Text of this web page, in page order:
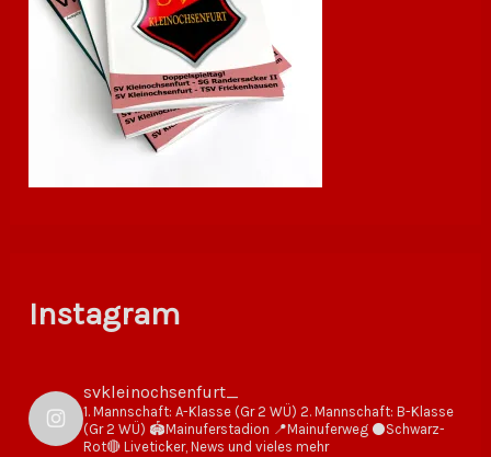
Instagram
svkleinochsenfurt_
1. Mannschaft: A-Klasse (Gr 2 WÜ) 2. Mannschaft: B-Klasse
(Gr 2 WÜ) 🏟Mainuferstadion 📍Mainuferweg ⚫️Schwarz-
Rot🔴 Liveticker, News und vieles mehr